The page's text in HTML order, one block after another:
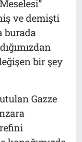
ve demişti
burada
bir şey
Gazze